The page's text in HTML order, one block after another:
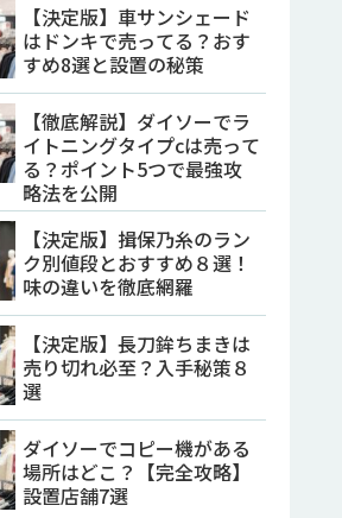
【決定版】車サンシェード
はドンキで売ってる？おす
すめ8選と設置の秘策
【徹底解説】ダイソーでラ
イトニングタイプcは売って
る？ポイント5つで最強攻
略法を公開
【決定版】揖保乃糸のラン
ク別値段とおすすめ８選！
味の違いを徹底網羅
【決定版】長刀鉾ちまきは
売り切れ必至？入手秘策８
選
ダイソーでコピー機がある
場所はどこ？【完全攻略】
設置店舗7選